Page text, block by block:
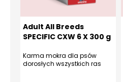
Adult All Breeds
SPECIFIC CXW 6 X 300 g
Karma mokra dla psów
dorosłych wszystkich ras